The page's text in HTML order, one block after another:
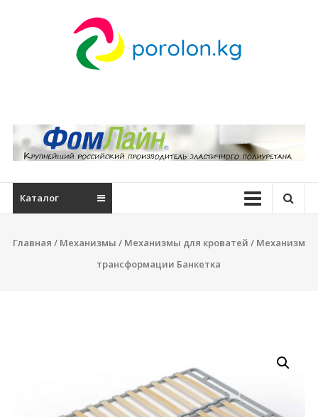
в
Бишкеке
—
porolon.kg
Купить
Каталог
Главная / Механизмы / Механизмы для кроватей / Механизм
трансформации Банкетка